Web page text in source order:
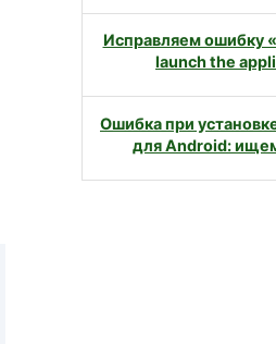
Исправляем ошибку
launch the
Ошибка при
для Android: